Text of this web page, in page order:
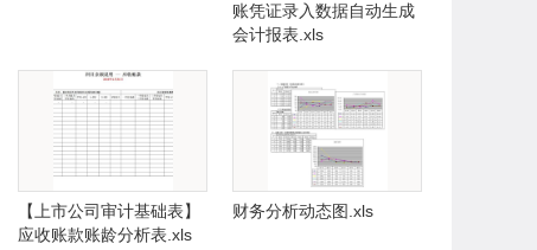
账凭证录入数据自动生成
会计报表.xls
【上市公司审计基础表】
应收账款账龄分析表.xls
财务分析动态图.xls